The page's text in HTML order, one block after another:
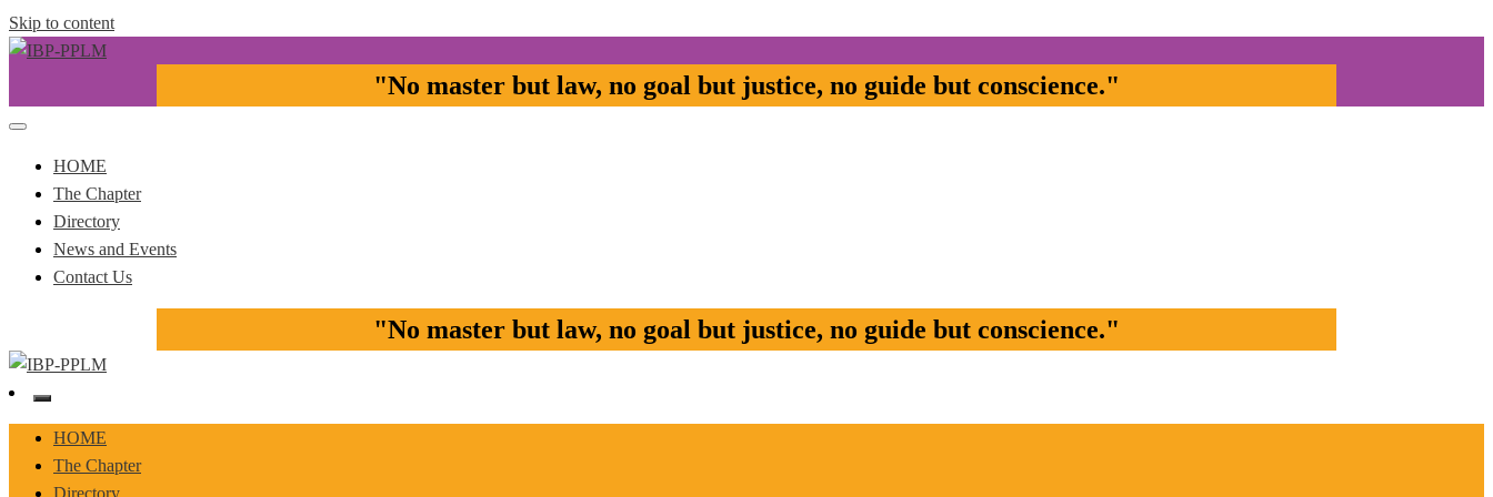
Skip to content
IBP-PPLM
Pasay-Paranaque-Las Pinas-Muntinlupa Chapter of the IBP"No master but law, no goal but justice, no guide but conscience."​
HOME
The Chapter
Directory
News and Events
Contact Us
"No master but law, no goal but justice, no guide but conscience."​
IBP-PPLM
HOME
The Chapter
Directory